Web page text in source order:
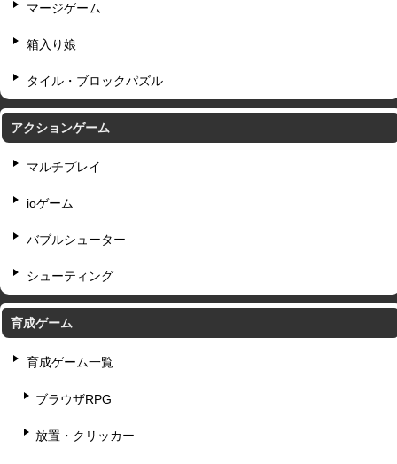
マージゲーム
箱入り娘
タイル・ブロックパズル
アクションゲーム
マルチプレイ
ioゲーム
バブルシューター
シューティング
育成ゲーム
育成ゲーム一覧
ブラウザRPG
放置・クリッカー